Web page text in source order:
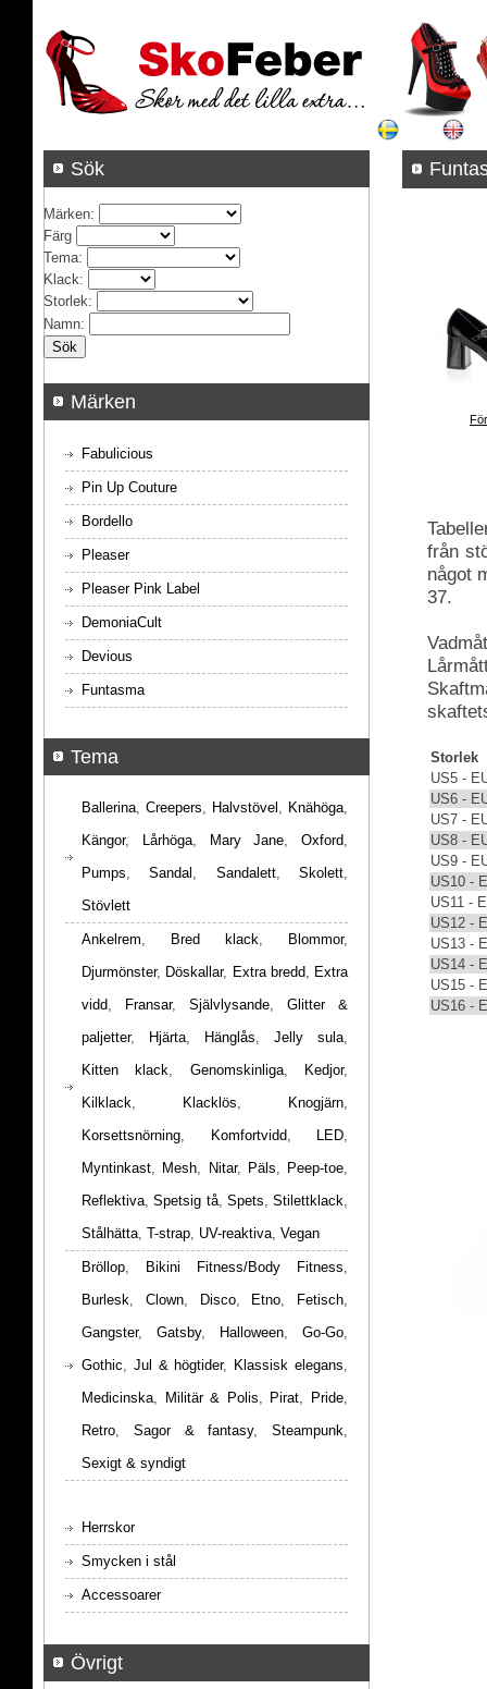
från
något
37.
Storlek
US5 -
US6 -
US7 -
US8 -
US9 -
US10 -
US11 -
US12 -
US13 -
US14 -
US15 -
US16 -
Sök
Märken:
Färg
Tema:
Klack:
Storlek:
Namn:
Märken
Fabulicious
Pin Up Couture
Bordello
Pleaser
Pleaser Pink Label
DemoniaCult
Devious
Funtasma
Tema
Ballerina, Creepers, Halvstövel , Knähöga,
Kängor, Lårhöga, Mary Jane, Oxford,
Pumps,Sandal , Sandalett,Skolett,
Stövlett
Ankelrem, Bred klack, Blommor,
Djurmönster, Döskallar, Extra bredd, Extra
vidd, Fransar, Självlysande, Glitter &
paljetter, Hjärta, Hänglås, Jelly sula,
Kitten klack, Genomskinliga, Kedjor,
Kilklack, Klacklös, Knogjärn,
Korsettsnörning, Komfortvidd, LED,
Myntinkast, Mesh, Nitar, Päls, Peep-toe,
Reflektiva,Spetsig tå, Spets, Stilettklack,
Stålhätta, T-strap, UV-reaktiva, Vegan
Bröllop, Bikini Fitness/Body Fitness,
Burlesk, Clown, Disco, Etno, Fetisch,
Gangster, Gatsby, Halloween, Go-Go,
Gothic, Jul & högtider, Klassisk elegans,
Medicinska, Militär & Polis, Pirat, Pride,
Retro, Sagor & fantasy, Steampunk,
Sexigt & syndigt
Herrskor
Smycken i stål
Accessoarer
Övrigt